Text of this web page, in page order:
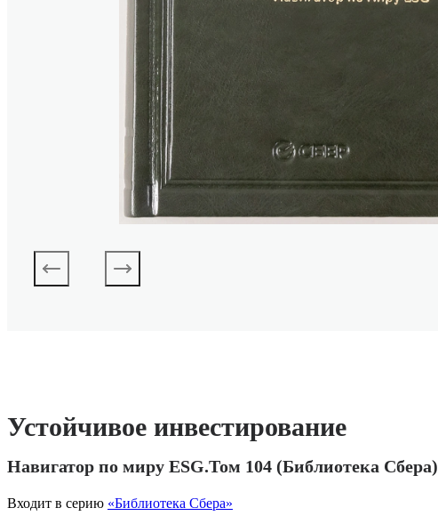
Устойчивое инвестирование
Навигатор по миру ESG.Том 104 (Библиотека Сбера)
Входит в серию «Библиотека Сбера»